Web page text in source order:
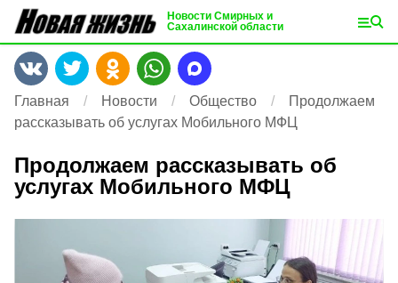
Новости Смирных и
Сахалинской области
Главная Новости Общество
Продолжаем
рассказывать об услугах Мобильного МФЦ
Продолжаем рассказывать об
услугах Мобильного МФЦ